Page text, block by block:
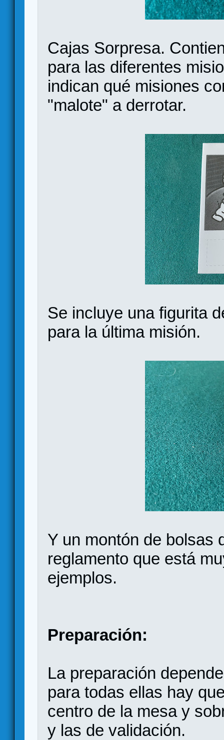
Cajas Sorpresa.
para las diferentes
indican qué misiones
"malote" a derrotar.
Se incluye una figurita
para la última misión.
Y un montón de bolsas
reglamento que está
ejemplos.
Preparación:
La preparación
para todas ellas hay
centro de la mesa y
y las de validación.